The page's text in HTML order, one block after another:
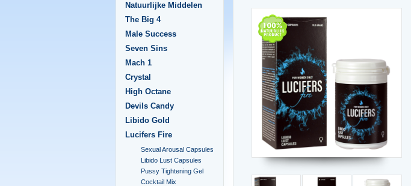
Natuurlijke Middelen
The Big 4
Male Success
Seven Sins
Mach 1
Crystal
High Octane
Devils Candy
Libido Gold
Lucifers Fire
Sexual Arousal Capsules
Libido Lust Capsules
Pussy Tightening Gel
Cocktail Mix